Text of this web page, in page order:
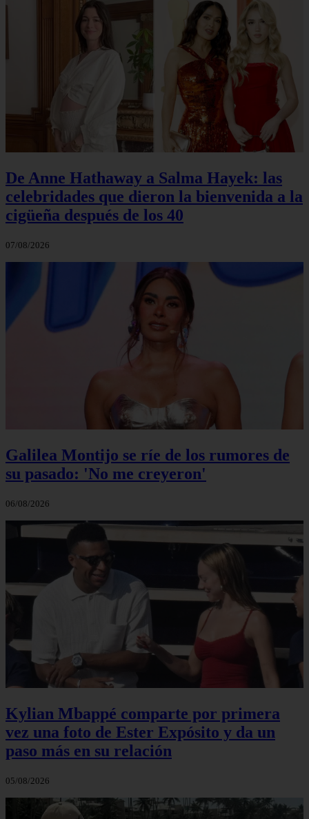
De Anne Hathaway a Salma Hayek: las
celebridades que dieron la bienvenida a la
cigüeña después de los 40
07/08/2026
Galilea Montijo se ríe de los rumores de
su pasado: 'No me creyeron'
06/08/2026
Kylian Mbappé comparte por primera
vez una foto de Ester Expósito y da un
paso más en su relación
05/08/2026